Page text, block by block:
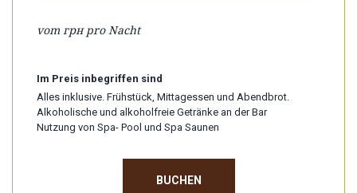
vom грн pro Nacht
Im Preis inbegriffen sind
Alles inklusive. Frühstück, Mittagessen und Abendbrot.
Alkoholische und alkoholfreie Getränke an der Bar
Nutzung von Spa- Pool und Spa Saunen
BUCHEN